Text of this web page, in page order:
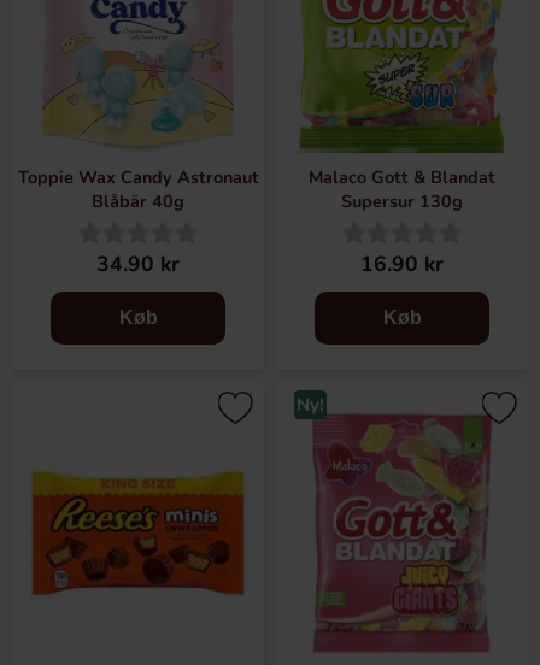
Toppie Wax Candy Astronaut
Blåbär 40g
34.90 kr
Køb
Malaco Gott & Blandat
Supersur 130g
16.90 kr
Køb
Ny!